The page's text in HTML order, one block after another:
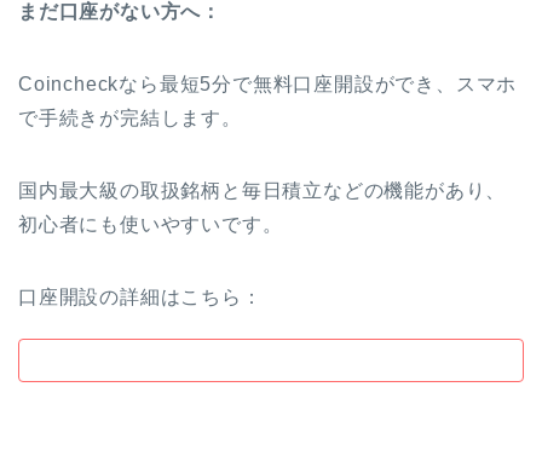
まだ口座がない方へ：
Coincheckなら最短5分で無料口座開設ができ、スマホ
で手続きが完結します。
国内最大級の取扱銘柄と毎日積立などの機能があり、
初心者にも使いやすいです。
口座開設の詳細はこちら：